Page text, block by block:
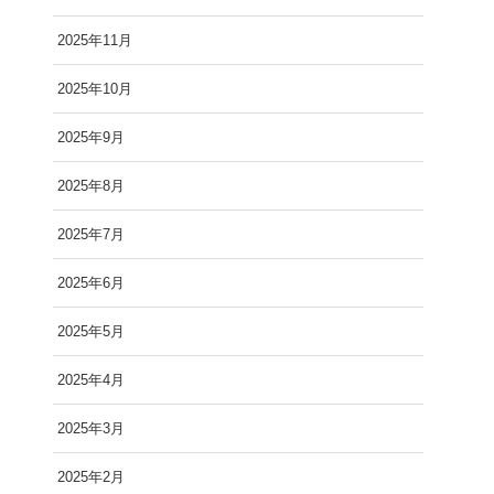
2025年11月
2025年10月
2025年9月
2025年8月
2025年7月
2025年6月
2025年5月
2025年4月
2025年3月
2025年2月